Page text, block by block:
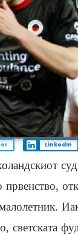
LinkedIn
првенство,
светската